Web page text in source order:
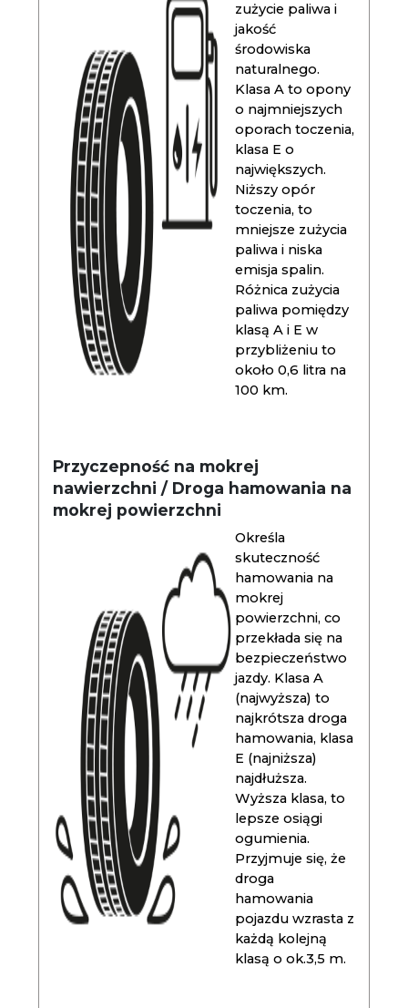
zużycie paliwa i
jakość
środowiska
naturalnego.
Klasa A to opony
o najmniejszych
oporach toczenia,
klasa E o
największych.
Niższy opór
toczenia, to
mniejsze zużycia
paliwa i niska
emisja spalin.
Różnica zużycia
paliwa pomiędzy
klasą A i E w
przybliżeniu to
około 0,6 litra na
100 km.
Przyczepność na mokrej
nawierzchni / Droga hamowania na
mokrej powierzchni
Określa
skuteczność
hamowania na
mokrej
powierzchni, co
przekłada się na
bezpieczeństwo
jazdy. Klasa A
(najwyższa) to
najkrótsza droga
hamowania, klasa
E (najniższa)
najdłuższa.
Wyższa klasa, to
lepsze osiągi
ogumienia.
Przyjmuje się, że
droga
hamowania
pojazdu wzrasta z
każdą kolejną
klasą o ok.3,5 m.